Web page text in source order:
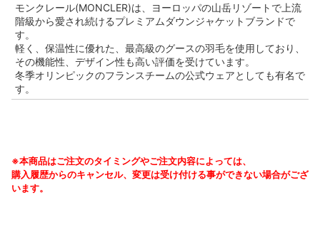
モンクレール(MONCLER)は、ヨーロッパの山岳リゾートで上流
階級から愛され続けるプレミアムダウンジャケットブランドで
す。
軽く、保温性に優れた、最高級のグースの羽毛を使用しており、
その機能性、デザイン性も高い評価を受けています。
冬季オリンピックのフランスチームの公式ウェアとしても有名で
す。
※本商品はご注文のタイミングやご注文内容によっては、
購入履歴からのキャンセル、変更は受け付ける事ができない場合がござ
います。